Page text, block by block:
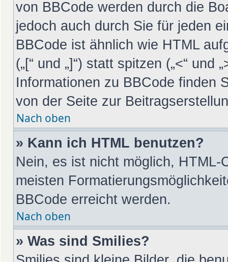
von BBCode werden durch die
jedoch auch durch Sie für jeden
BBCode ist ähnlich wie HTML
(„[“ und „]“) statt spitzen („<“
Informationen zu BBCode finden
von der Seite zur
Nach oben
» Kann ich HTML benutzen?
Nein, es ist nicht möglich,
meisten
BBCode erreicht werden.
Nach oben
» Was sind Smilies?